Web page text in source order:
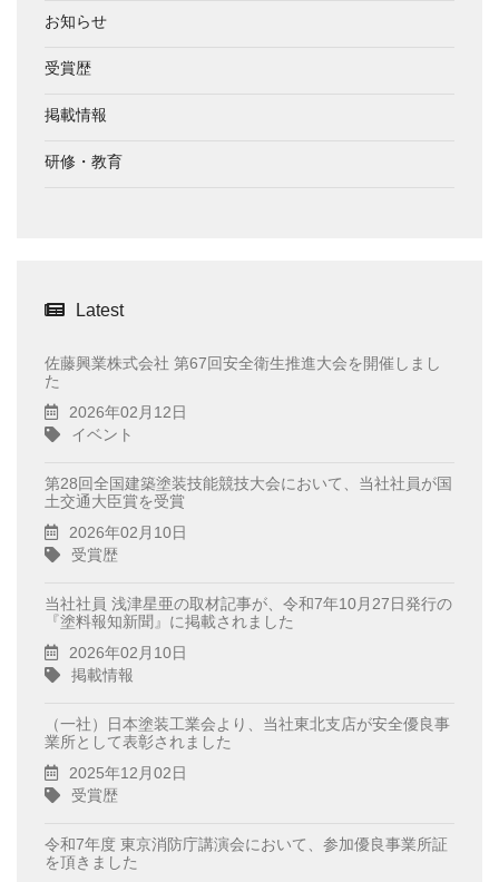
お知らせ
受賞歴
掲載情報
研修・教育
Latest
佐藤興業株式会社 第67回安全衛生推進大会を開催しまし
た
2026年02月12日
イベント
第28回全国建築塗装技能競技大会において、当社社員が国
土交通大臣賞を受賞
2026年02月10日
受賞歴
当社社員 浅津星亜の取材記事が、令和7年10月27日発行の
『塗料報知新聞』に掲載されました
2026年02月10日
掲載情報
（一社）日本塗装工業会より、当社東北支店が安全優良事
業所として表彰されました
2025年12月02日
受賞歴
令和7年度 東京消防庁講演会において、参加優良事業所証
を頂きました